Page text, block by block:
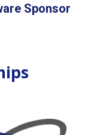
Sponsor